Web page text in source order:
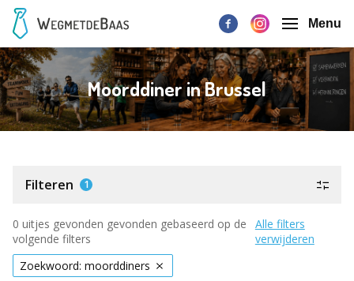
Menu
Moorddiner in Brussel
Filteren 1
0 uitjes gevonden gevonden gebaseerd op de
volgende filters
Alle filters
verwijderen
Zoekwoord: moorddiners